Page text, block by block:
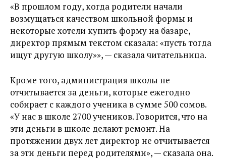
«В прошлом году, когда родители начали
возмущаться качеством школьной формы и
некоторые хотели купить форму на базаре,
директор прямым текстом сказала: «пусть тогда
ищут другую школу»», — сказала читательница.
Кроме того, администрация школы не
отчитывается за деньги, которые ежегодно
собирает с каждого ученика в сумме 500 сомов.
«У нас в школе 2700 учеников. Говорится, что на
эти деньги в школе делают ремонт. На
протяжении двух лет директор не отчитывается
за эти деньги перед родителями», — сказала она.